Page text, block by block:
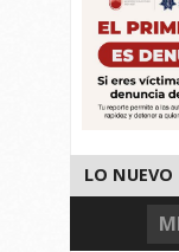
LO NUEVO
Universitario
Implementa SAMA